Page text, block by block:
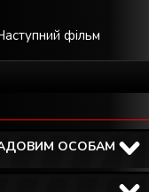
фільм
ОСОБАМ